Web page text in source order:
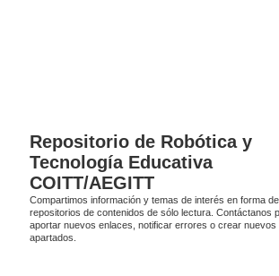
Repositorio de Robótica y
Tecnología Educativa
COITT/AEGITT
Compartimos información y temas de interés en forma de
repositorios de contenidos de sólo lectura. Contáctanos
aportar nuevos enlaces, notificar errores o crear nuevos
apartados.